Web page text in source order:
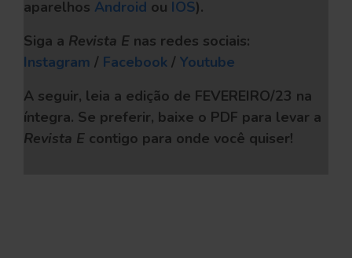
aparelhos Android ou IOS).
Siga a Revista E nas redes sociais:
Instagram / Facebook / Youtube
A seguir, leia a edição de FEVEREIRO/23 na
íntegra. Se preferir, baixe o PDF para levar a
Revista E contigo para onde você quiser!